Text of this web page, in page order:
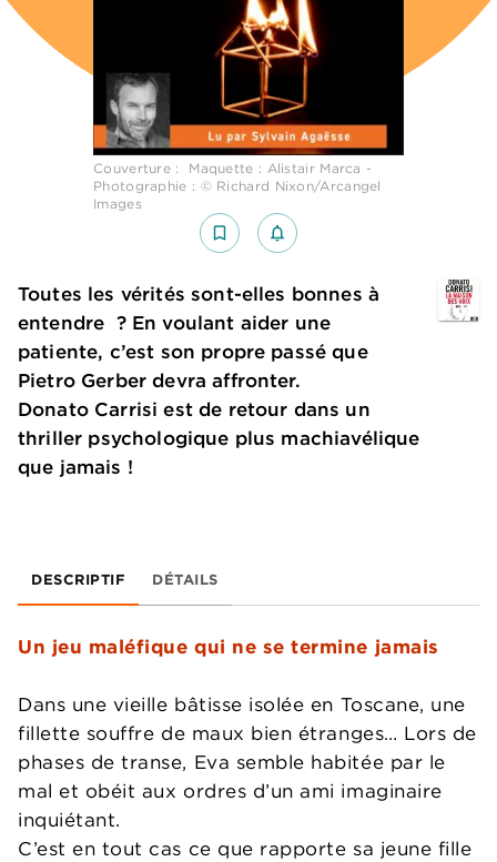
Couverture : Maquette : Alistair Marca -
Photographie : © Richard Nixon/Arcangel
Images
bookmark_border notifications_none_outlined
Toutes les vérités sont-elles bonnes à
entendre ? En voulant aider une
patiente, c’est son propre passé que
Pietro Gerber devra affronter.
Donato Carrisi est de retour dans un
thriller psychologique plus machiavélique
que jamais !
DESCRIPTIF DÉTAILS
Un jeu maléfique qui ne se termine jamais
Dans une vieille bâtisse isolée en Toscane, une
fillette souffre de maux bien étranges… Lors de
phases de transe, Eva semble habitée par le
mal et obéit aux ordres d’un ami imaginaire
inquiétant.
C’est en tout cas ce que rapporte sa jeune fille